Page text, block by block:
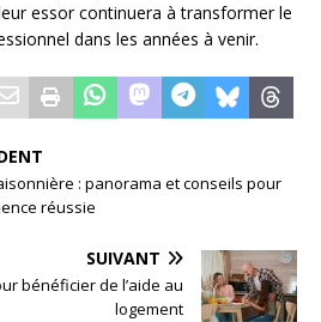
essor continuera à transformer le
dans les années à venir.
: panorama et conseils pour
réussie
SUIVANT
bénéficier de l’aide au
logement